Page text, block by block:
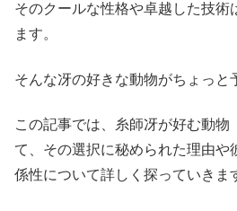
そのクールな性格や卓越した技術
ます。
そんな冴の好きな動物がちょっと
この記事では、糸師冴が好む動物
て、その選択に秘められた理由や
係性について詳しく探っていきま